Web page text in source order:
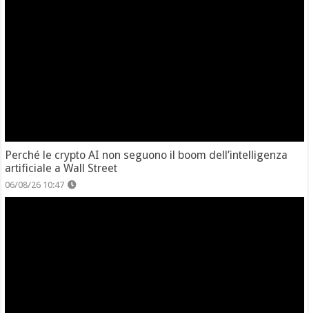
Perché le crypto AI non seguono il boom dell’intelligenza
artificiale a Wall Street
06/08/26 10:47